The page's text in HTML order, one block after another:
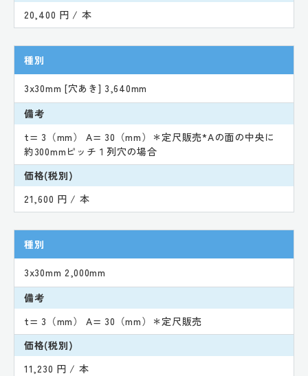
20,400 円 / 本
種別
3x30mm [穴あき] 3,640mm
備考
t= 3（mm） A= 30（mm）＊定尺販売*Aの面の中央に
約300mmピッチ１列穴の場合
価格(税別)
21,600 円 / 本
種別
3x30mm 2,000mm
備考
t= 3（mm） A= 30（mm）＊定尺販売
価格(税別)
11,230 円 / 本